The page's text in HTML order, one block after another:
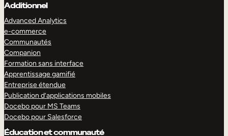
Additionnel
Advanced Analytics
e-commerce
Communautés
Companion
Formation sans interface
Apprentissage gamifié
Entreprise étendue
Publication d’applications mobiles
Docebo pour MS Teams
Docebo pour Salesforce
Éducation et communauté